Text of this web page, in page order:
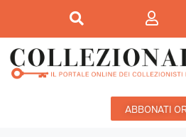
ABBONATI